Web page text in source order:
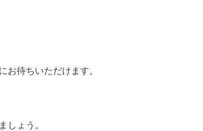
お待ちいただけます。
しょう。